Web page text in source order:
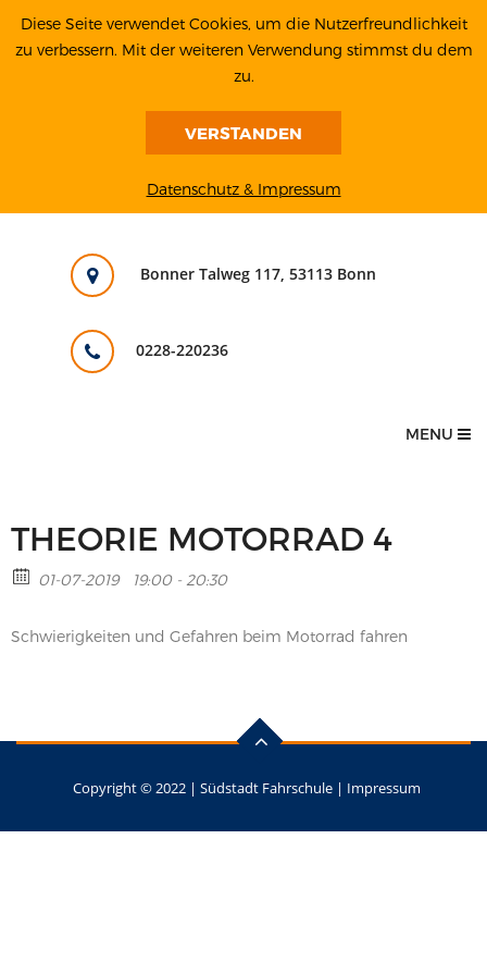
Bonner Talweg 117, 53113 Bonn
0228-220236
MENU
THEORIE MOTORRAD 4
01-07-2019 19:00 - 20:30
Schwierigkeiten und Gefahren beim Motorrad fahren
Copyright © 2022 | Südstadt Fahrschule | Impressum
Diese Seite verwendet Cookies, um die Nutzerfreundlichkeit
zu verbessern. Mit der weiteren Verwendung stimmst du dem
zu.
VERSTANDEN
Datenschutz & Impressum